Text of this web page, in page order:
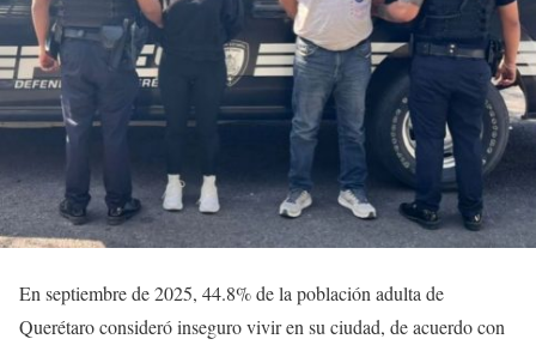
En septiembre de 2025, 44.8% de la población adulta de
Querétaro consideró inseguro vivir en su ciudad, de acuerdo con